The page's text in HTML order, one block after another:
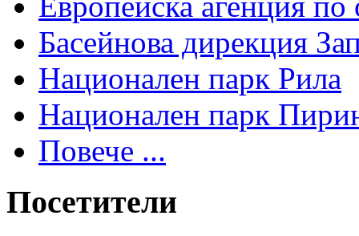
Басейнова дирекция
Национален парк Рила
Национален парк
Повече ...
Посетители